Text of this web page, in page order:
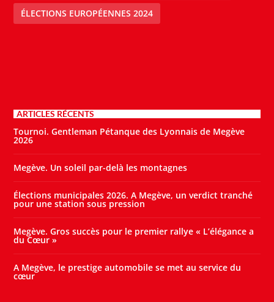
ÉLECTIONS EUROPÉENNES 2024
ARTICLES RÉCENTS
Tournoi. Gentleman Pétanque des Lyonnais de Megève
2026
Megève. Un soleil par-delà les montagnes
Élections municipales 2026. A Megève, un verdict tranché
pour une station sous pression
Megève. Gros succès pour le premier rallye « L’élégance a
du Cœur »
A Megève, le prestige automobile se met au service du
cœur